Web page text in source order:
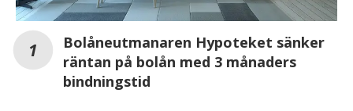
Bolåneutmanaren Hypoteket sänker
räntan på bolån med 3 månaders
bindningstid